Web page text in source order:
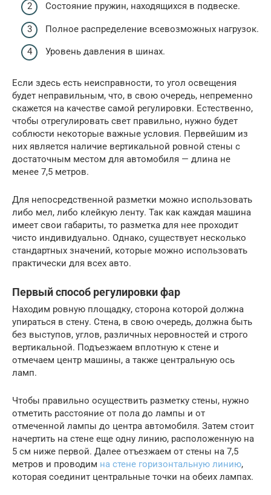
Состояние пружин, находящихся в подвеске.
Полное распределение всевозможных нагрузок.
Уровень давления в шинах.
Если здесь есть неисправности, то угол освещения
будет неправильным, что, в свою очередь, непременно
скажется на качестве самой регулировки. Естественно,
чтобы отрегулировать свет правильно, нужно будет
соблюсти некоторые важные условия. Первейшим из
них является наличие вертикальной ровной стены с
достаточным местом для автомобиля — длина не
менее 7,5 метров.
Для непосредственной разметки можно использовать
либо мел, либо клейкую ленту. Так как каждая машина
имеет свои габариты, то разметка для нее проходит
чисто индивидуально. Однако, существует несколько
стандартных значений, которые можно использовать
практически для всех авто.
Первый способ регулировки фар
Находим ровную площадку, сторона которой должна
упираться в стену. Стена, в свою очередь, должна быть
без выступов, углов, различных неровностей и строго
вертикальной. Подъезжаем вплотную к стене и
отмечаем центр машины, а также центральную ось
ламп.
Чтобы правильно осуществить разметку стены, нужно
отметить расстояние от пола до лампы и от
отмеченной лампы до центра автомобиля. Затем стоит
начертить на стене еще одну линию, расположенную на
5 см ниже первой. Далее отъезжаем от стены на 7,5
метров и проводим на стене горизонтальную линию,
которая соединит центральные точки на обеих лампах.